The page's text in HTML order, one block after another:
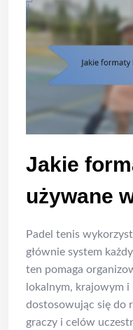
Jakie
używane
Padel tenis
głównie system
ten pomaga
lokalnym, krajowym i
dostosowując się do
graczy i celów